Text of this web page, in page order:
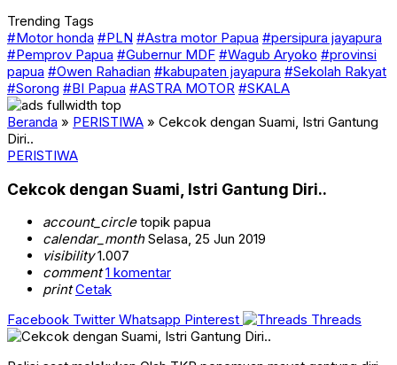
Trending Tags
#Motor honda #PLN #Astra motor Papua #persipura jayapura
#Pemprov Papua #Gubernur MDF #Wagub Aryoko #provinsi
papua #Owen Rahadian #kabupaten jayapura #Sekolah Rakyat
#Sorong #BI Papua #ASTRA MOTOR #SKALA
Beranda » PERISTIWA » Cekcok dengan Suami, Istri Gantung
Diri..
PERISTIWA
Cekcok dengan Suami, Istri Gantung Diri..
account_circletopik papua
calendar_monthSelasa, 25 Jun 2019
visibility1.007
comment 1 komentar
print Cetak
Facebook Twitter Whatsapp Pinterest Threads